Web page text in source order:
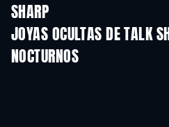
SHARP
JOYAS OCULTAS DE TALK
NOCTURNOS